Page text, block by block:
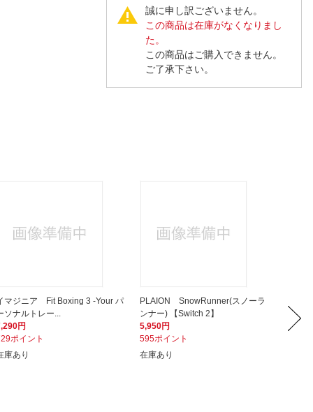
誠に申し訳ございません。
この商品は在庫がなくなりまし
た。
この商品はご購入できません。
ご了承下さい。
マジニア Fit Boxing 3 -Your パ
ソナルトレー...
円
ポイント
庫あり
PLAION SnowRunner(スノーラ
ンナー) 【Switch 2】
5,950円
595ポイント
在庫あり
n(L)
43,980